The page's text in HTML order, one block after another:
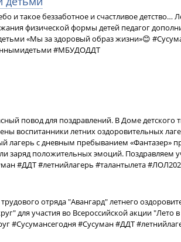
и такое беззаботное и счастливое
физической формы детей педагог
«Мы за здоровый образ жизни»😊
#МБУДОДДТ
повод для поздравлений. В Доме
воспитанники летних оздоровительных
лагерь с дневным пребыванием «Фантазер»
заряд положительных эмоций. Поздравляем
#ДДТ #летнийлагерь #талантылета
отряда "Авангард" летнего
для участия во Всероссийской акции
#Сусумансегодня #Сусуман #ДДТ